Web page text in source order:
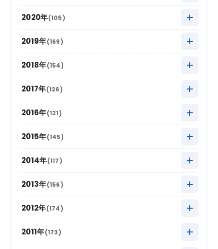
2025年7月 (16)
2025年6月 (8)
2025年5月 (22)
2025年4月
2025年3月
2025年2月 (6)
2024年9月 (12)
2024年7月 (18)
2024年6月 (6)
2024年5月 (18)
2024年4月
2024年3月
2024年2月 (5)
2023年10月
2023年9月 (11)
2023年7月 (12)
2023年6月 (6)
2023年5月 (21)
2023年4月
2023年3月
2023年2月 (8)
2022年11月
2022年10月
2022年9月 (12)
2022年7月 (9)
2022年6月 (2)
2022年5月 (11)
2022年4月
2022年3月
2022年2月 (6)
2021年12月 (3)
2021年11月
2021年10月
2021年9月 (5)
2021年7月 (9)
2021年6月 (6)
2021年5月 (9)
2021年4月
2021年3月
2021年2月 (7)
2020年(105)
2020年12月 (4)
2020年11月
2020年10月
2020年9月 (4)
2020年7月 (8)
2020年6月 (4)
2020年5月 (8)
2020年4月
2020年3月
2020年2月 (15)
2019年(169)
2019年12月 (9)
2019年11月
2019年10月
2019年9月 (12)
2019年7月 (16)
2019年6月 (4)
2019年5月 (20)
2019年4月
2018年(154)
2018年12月 (10)
2018年11月
2018年10月
2018年9月 (16)
2018年7月 (11)
2018年6月 (6)
2018年5月 (16)
2017年(126)
2017年12月 (7)
2017年11月
2017年10月
2017年9月 (6)
2017年7月 (11)
2017年6月 (4)
2016年(121)
2016年12月 (4)
2016年11月
2016年10月
2016年9月 (9)
2016年7月 (13)
2015年(145)
2015年12月 (4)
2015年11月
2015年10月
2015年9月 (15)
2014年(117)
2014年12月 (10)
2014年11月
2014年10月
2014年9月 (13)
2013年(156)
2013年12月 (8)
2013年11月
2012年(174)
2012年12月 (11)
2011年(173)